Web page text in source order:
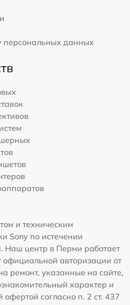
персональных данных
и техническим
Sony по истечении
Наш центр в Перми работает
официальной авторизации от
ремонт, указанные на сайте,
характер и
согласно п. 2 ст. 437